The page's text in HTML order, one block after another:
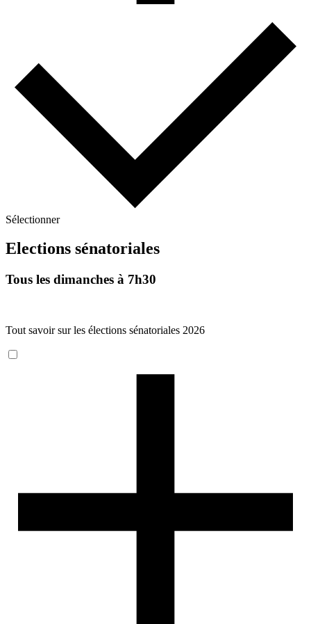
Sélectionner
Elections sénatoriales
Tous les dimanches à 7h30
Tout savoir sur les élections sénatoriales 2026